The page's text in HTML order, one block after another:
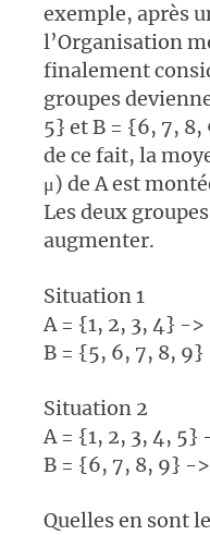
exemple, après
l’Organisation
finalement
groupes
5} et B = {6, 7, 8,
de ce fait, la
μ) de A est
Les deux
augmenter.
Situation 1
A = {1, 2, 3, 4} ->
B = {5, 6, 7, 8,
Situation 2
A = {1, 2, 3, 4, 5}
B = {6, 7, 8, 9} -
Quelles en sont